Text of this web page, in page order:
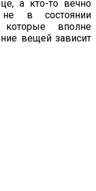
а кто-то вечно
в состоянии
вполне
вещей зависит